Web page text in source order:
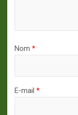
Nom *
E-mail *